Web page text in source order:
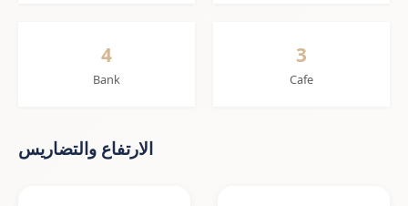
4
Bank
3
Cafe
الارتفاع والتضاريس